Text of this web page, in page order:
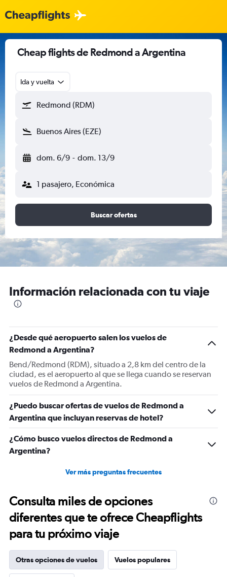
Cheap flights de Redmond a Argentina
Ida y vuelta
Redmond (RDM)
Buenos Aires (EZE)
dom. 6/9 - dom. 13/9
1 pasajero, Económica
Buscar ofertas
Información relacionada con tu viaje
¿Desde qué aeropuerto salen los vuelos de
Redmond a Argentina?
Bend/Redmond (RDM), situado a 2,8 km del centro de la
ciudad, es el aeropuerto al que se llega cuando se reservan
vuelos de Redmond a Argentina.
¿Puedo buscar ofertas de vuelos de Redmond a
Argentina que incluyan reservas de hotel?
¿Cómo busco vuelos directos de Redmond a
Argentina?
Ver más preguntas frecuentes
Consulta miles de opciones
diferentes que te ofrece Cheapflights
para tu próximo viaje
Otras opciones de vuelos Vuelos populares